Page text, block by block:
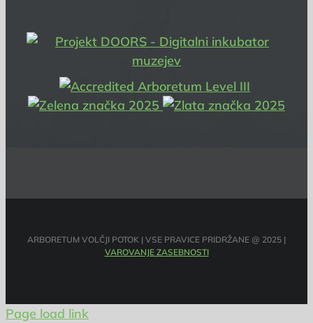
ARBORETUM VOLČJI POTOK | VSE PRAVICE PRIDRŽANE @ 2025 |
VAROVANJE ZASEBNOSTI
Page load link